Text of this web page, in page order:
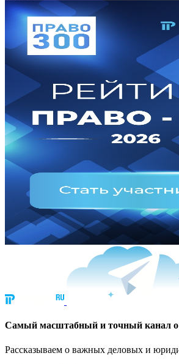
Cамый масштабный и точный канал о
Рассказываем о важных деловых и